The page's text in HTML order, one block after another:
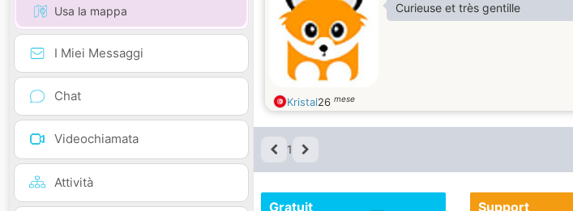
Usa la mappa
I Miei Messaggi
Chat
Videochiamata
Attività
Curieuse et très gentille
Kristal26 mese
1
Gratuit Support